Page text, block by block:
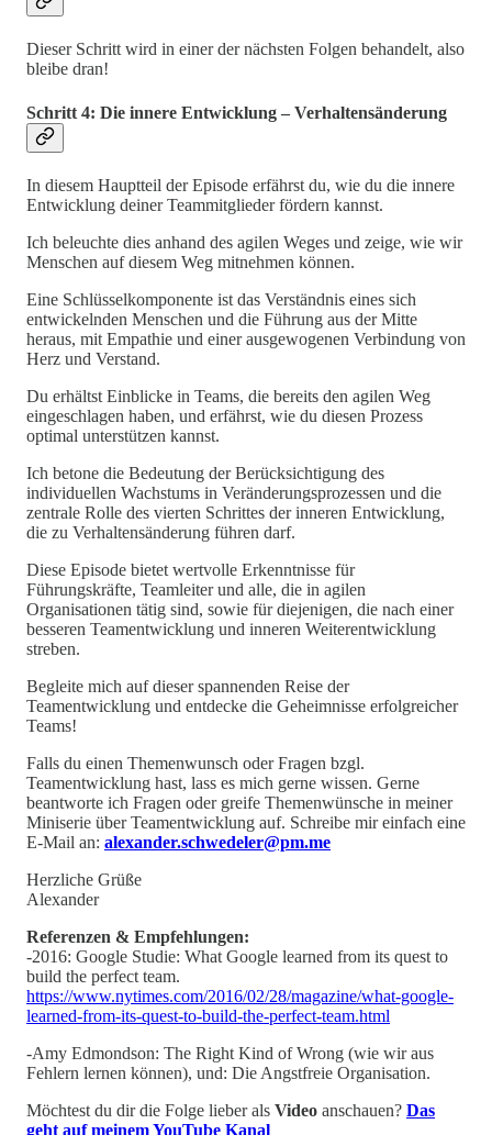
Dieser Schritt wird in einer der nächsten Folgen behandelt, also
bleibe dran!
Schritt 4: Die innere Entwicklung – Verhaltensänderung
In diesem Hauptteil der Episode erfährst du, wie du die innere
Entwicklung deiner Teammitglieder fördern kannst.
Ich beleuchte dies anhand des agilen Weges und zeige, wie wir
Menschen auf diesem Weg mitnehmen können.
Eine Schlüsselkomponente ist das Verständnis eines sich
entwickelnden Menschen und die Führung aus der Mitte
heraus, mit Empathie und einer ausgewogenen Verbindung von
Herz und Verstand.
Du erhältst Einblicke in Teams, die bereits den agilen Weg
eingeschlagen haben, und erfährst, wie du diesen Prozess
optimal unterstützen kannst.
Ich betone die Bedeutung der Berücksichtigung des
individuellen Wachstums in Veränderungsprozessen und die
zentrale Rolle des vierten Schrittes der inneren Entwicklung,
die zu Verhaltensänderung führen darf.
Diese Episode bietet wertvolle Erkenntnisse für
Führungskräfte, Teamleiter und alle, die in agilen
Organisationen tätig sind, sowie für diejenigen, die nach einer
besseren Teamentwicklung und inneren Weiterentwicklung
streben.
Begleite mich auf dieser spannenden Reise der
Teamentwicklung und entdecke die Geheimnisse erfolgreicher
Teams!
Falls du einen Themenwunsch oder Fragen bzgl.
Teamentwicklung hast, lass es mich gerne wissen. Gerne
beantworte ich Fragen oder greife Themenwünsche in meiner
Miniserie über Teamentwicklung auf. Schreibe mir einfach eine
E-Mail an: alexander.schwedeler@pm.me
Herzliche Grüße
Alexander
Referenzen & Empfehlungen:
-2016: Google Studie: What Google learned from its quest to
build the perfect team.
https://www.nytimes.com/2016/02/28/magazine/what-google-
learned-from-its-quest-to-build-the-perfect-team.html
-Amy Edmondson: The Right Kind of Wrong (wie wir aus
Fehlern lernen können), und: Die Angstfreie Organisation.
Möchtest du dir die Folge lieber als Video anschauen? Das
geht auf meinem YouTube Kanal